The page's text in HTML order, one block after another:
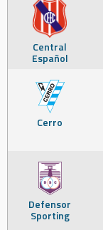
Central
Español
Cerro
Defensor
Sporting